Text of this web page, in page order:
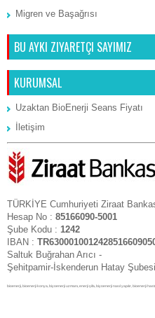
Migren ve Başağrısı
BU AYKI ZIYARETÇI SAYIMIZ
KURUMSAL
Uzaktan BioEnerji Seans Fiyatı
İletişim
TÜRKİYE Cumhuriyeti Ziraat
Hesap No : 85166090-5001
Şube Kodu : 1242
IBAN :
Saltuk Buğrahan Arıcı -
Şehitpamir-İskenderun Hatay Şubesi
bioenerji, bioenerji konya, biyoenerji uzmanı, enerji şifa, biyoenerji nasıl yapılır, bioenerji